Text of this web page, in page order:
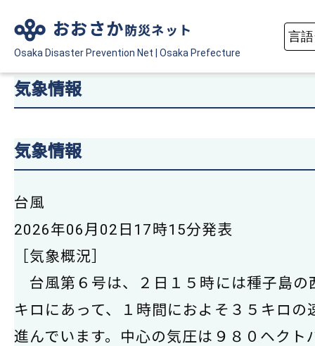
おおさか 防災ネット
Osaka Disaster Prevention Net Osaka Prefecture
気象情報
気象情報
台風
2026年06月02日17時15分発表
［気象概況］
台風第６号は、２日１５時には種子島の
キロにあって、１時間におよそ３５キロの
進んでいます。中心の気圧は９８０ヘクト